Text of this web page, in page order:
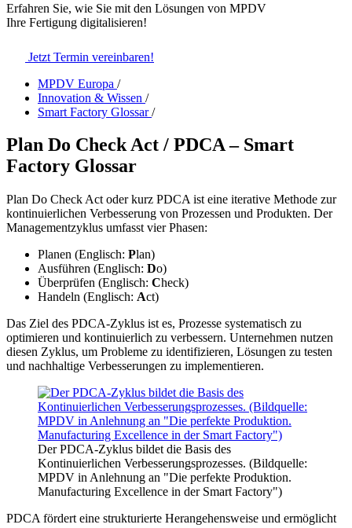
Erfahren Sie, wie Sie mit den Lösungen von MPDV
Ihre Fertigung digitalisieren!
Jetzt Termin vereinbaren!
MPDV Europa /
Innovation & Wissen /
Smart Factory Glossar /
Plan Do Check Act / PDCA – Smart
Factory Glossar
Plan Do Check Act oder kurz PDCA ist eine iterative Methode zur
kontinuierlichen Verbesserung von Prozessen und Produkten. Der
Managementzyklus umfasst vier Phasen:
Planen (Englisch: Plan)
Ausführen (Englisch: Do)
Überprüfen (Englisch: Check)
Handeln (Englisch: Act)
Das Ziel des PDCA-Zyklus ist es, Prozesse systematisch zu
optimieren und kontinuierlich zu verbessern. Unternehmen nutzen
diesen Zyklus, um Probleme zu identifizieren, Lösungen zu testen
und nachhaltige Verbesserungen zu implementieren.
Der PDCA-Zyklus bildet die Basis des
Kontinuierlichen Verbesserungsprozesses. (Bildquelle:
MPDV in Anlehnung an "Die perfekte Produktion.
Manufacturing Excellence in der Smart Factory")
PDCA fördert eine strukturierte Herangehensweise und ermöglicht